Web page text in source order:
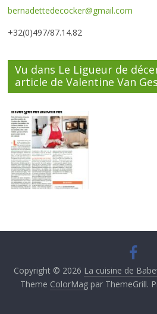
bernadettedecocker@gmail.com
+32(0)497/87.14.82
Vu dans Le Ligueur de
article de Valentine Van
Copyright © 2026 La cuisine de
Theme ColorMagpar ThemeGrill.